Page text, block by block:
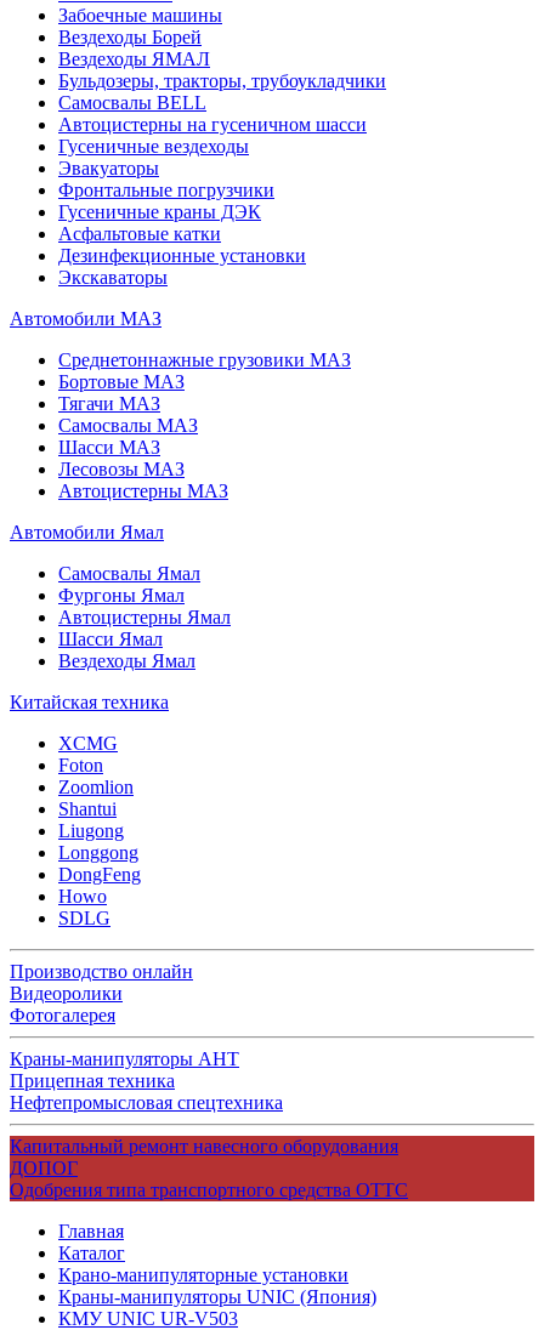
Забоечные машины
Вездеходы Борей
Вездеходы ЯМАЛ
Бульдозеры, тракторы, трубоукладчики
Самосвалы BELL
Автоцистерны на гусеничном шасси
Гусеничные вездеходы
Эвакуаторы
Фронтальные погрузчики
Гусеничные краны ДЭК
Асфальтовые катки
Дезинфекционные установки
Экскаваторы
Автомобили МАЗ
Среднетоннажные грузовики МАЗ
Бортовые МАЗ
Тягачи МАЗ
Самосвалы МАЗ
Шасси МАЗ
Лесовозы МАЗ
Автоцистерны МАЗ
Автомобили Ямал
Самосвалы Ямал
Фургоны Ямал
Автоцистерны Ямал
Шасси Ямал
Вездеходы Ямал
Китайская техника
XCMG
Foton
Zoomlion
Shantui
Liugong
Longgong
DongFeng
Howo
SDLG
Производство онлайн
Видеоролики
Фотогалерея
Краны-манипуляторы АНТ
Прицепная техника
Нефтепромысловая спецтехника
Капитальный ремонт навесного оборудования
ДОПОГ
Одобрения типа транспортного средства ОТТС
Главная
Каталог
Крано-манипуляторные установки
Краны-манипуляторы UNIC (Япония)
КМУ UNIC UR-V503